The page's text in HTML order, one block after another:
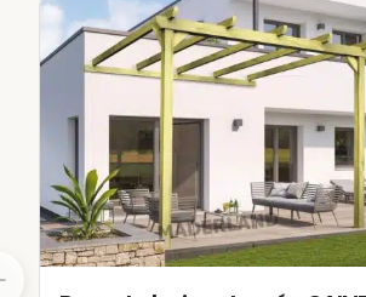
les
le bois
Il est
peuvent
naturel
des